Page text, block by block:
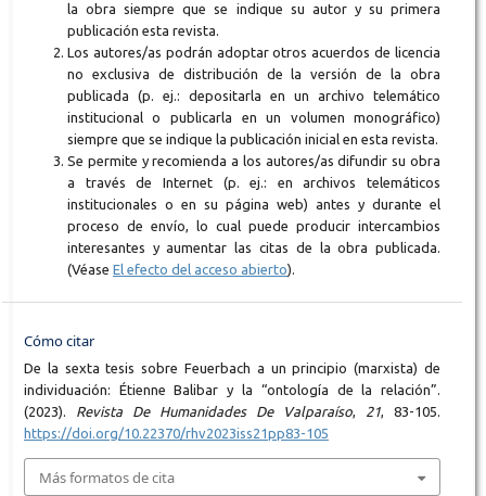
la obra siempre que se indique su autor y su primera
publicación esta revista.
Los autores/as podrán adoptar otros acuerdos de licencia
no exclusiva de distribución de la versión de la obra
publicada (p. ej.: depositarla en un archivo telemático
institucional o publicarla en un volumen monográfico)
siempre que se indique la publicación inicial en esta revista.
Se permite y recomienda a los autores/as difundir su obra
a través de Internet (p. ej.: en archivos telemáticos
institucionales o en su página web) antes y durante el
proceso de envío, lo cual puede producir intercambios
interesantes y aumentar las citas de la obra publicada.
(Véase El efecto del acceso abierto).
Cómo citar
De la sexta tesis sobre Feuerbach a un principio (marxista) de
individuación: Étienne Balibar y la “ontología de la relación”.
(2023). Revista De Humanidades De Valparaíso, 21, 83-105.
https://doi.org/10.22370/rhv2023iss21pp83-105
Más formatos de cita